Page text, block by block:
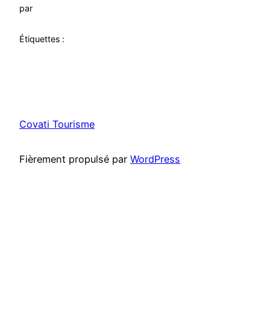
par
Étiquettes :
Covati Tourisme
Fièrement propulsé par WordPress